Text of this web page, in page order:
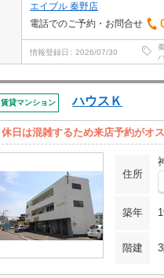
エイブル 秦野店
電話でのご予約・お問合せ
情報登録日 2026/07/30
賃貸マンション ハウスＫ
休日は混雑するため来店予約がオ
住所
築年
階建